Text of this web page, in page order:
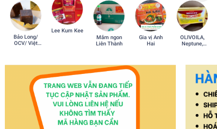
Bảo Long/
OCV/ Việt
Lee Kum Kee
Mắm ngon
Liên Thành
Gia vị Anh
Hai
OLIVOILA,
Neptune,